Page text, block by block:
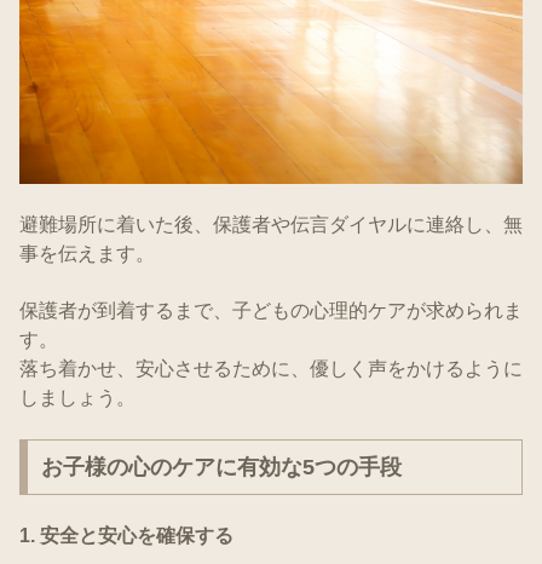
避難場所に着いた後、保護者や伝言ダイヤルに連絡し、無
事を伝えます。
保護者が到着するまで、子どもの心理的ケアが求められま
す。
落ち着かせ、安心させるために、優しく声をかけるように
しましょう。
お子様の心のケアに有効な5つの手段
1. 安全と安心を確保する